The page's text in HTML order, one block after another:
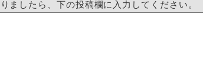
ましたら、下の投稿欄に入力してください。